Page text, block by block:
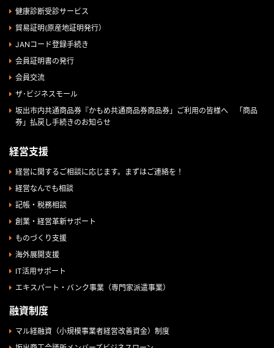
健康診断受診サービス
貿易証明(原産地証明発行）
JANコード登録手続き
会員証明書の発行
会員交流
ザ･ビジネスモール
坂出市内共通商品券『かもめ共通商品券商品券」ご利用の皆様へ 「商品
券」払戻し手続きのお知らせ
経営支援
経営に関するご相談に応じます。まずはご連絡を！
経営なんでも相談
記帳・税務相談
創業・経営革新サポート
ものづくり支援
海外展開支援
IT活用サポート
エキスパート・バンク事業（専門家派遣事業）
融資制度
マル経融資（小規模事業者経営改善資金）制度